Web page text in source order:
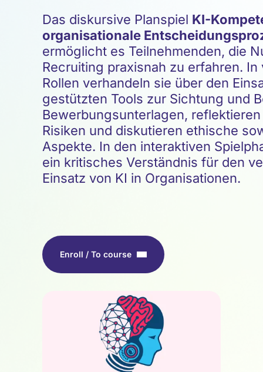
Das diskursive Planspiel KI-
organisationale
ermöglicht es Teilnehmenden, die
Recruiting praxisnah zu erfahren.
Rollen verhandeln sie über den
gestützten Tools zur Sichtung und
Bewerbungsunterlagen,
Risiken und diskutieren ethische
Aspekte. In den interaktiven
ein kritisches Verständnis für den
Einsatz von KI in Organisationen.
Enroll / To course